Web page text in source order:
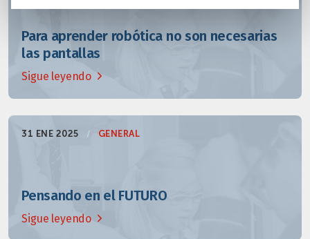
Para aprender robótica no son necesarias
las pantallas
Sigue leyendo
31 ENE 2025 / GENERAL
Pensando en el FUTURO
Sigue leyendo